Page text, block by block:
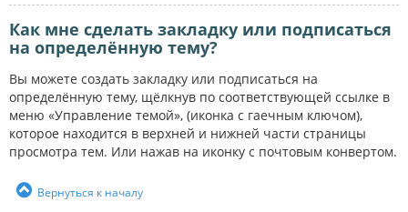
Как мне сделать закладку или подписаться
на определённую тему?
Вы можете создать закладку или подписаться на
определённую тему, щёлкнув по соответствующей ссылке в
меню «Управление темой», (иконка с гаечным ключом),
которое находится в верхней и нижней части страницы
просмотра тем. Или нажав на иконку с почтовым конвертом.
Вернуться к началу